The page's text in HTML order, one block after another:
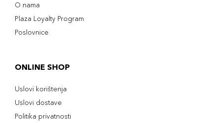
O nama
Plaza Loyalty Program
Poslovnice
ONLINE SHOP
Uslovi korištenja
Uslovi dostave
Politika privatnosti